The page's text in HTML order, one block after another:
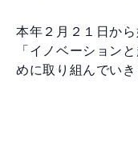
本年２月２１日か
「イノベーション
めに取り組んでいき